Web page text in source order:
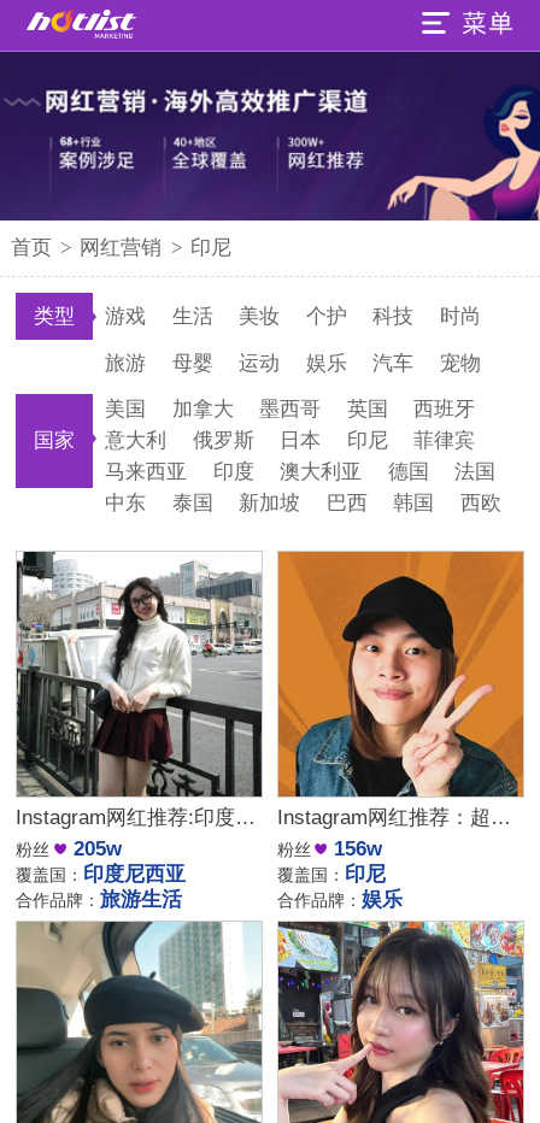
首页 > 网红营销 > 印尼
类型 游戏 生活 美妆 个护 科技 时尚
旅游 母婴 运动 娱乐 汽车 宠物
国家
美国 加拿大 墨西哥 英国
西班牙
意大利
俄罗斯 日本 印尼
菲律宾
马来西亚
印度 澳大利亚 德国
法国
中东
泰国 新加坡 巴西 韩国 西欧
Instagram网红推荐:印度尼西亚旅行与生活类腰部博主
粉丝 205w
覆盖国： 印度尼西亚
合作品牌：旅游生活
Instagram网红推荐：超百万粉丝的印度尼西亚娱乐类博主
粉丝 156w
覆盖国： 印尼
合作品牌：娱乐